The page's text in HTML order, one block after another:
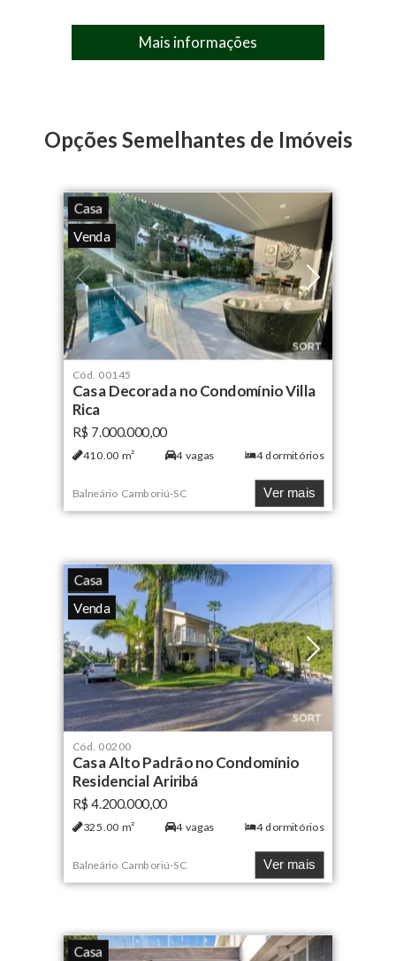
Espaço Gourmet Empreendimento
R$ 4.800,00Mais informações
Opções Semelhantes de Imóveis
Casa
Venda
Cód. 00145
Casa Decorada no Condomínio Villa
Rica
R$ 7.000.000,00
410.00 m² 4vagas 4dormitórios
Balneário Camboriú-SC Ver mais
Casa
Venda
Cód. 00200
Casa Alto Padrão no Condomínio
Residencial Ariribá
R$ 4.200.000,00
325.00 m² 4vagas 4dormitórios
Balneário Camboriú-SC Ver mais
Casa